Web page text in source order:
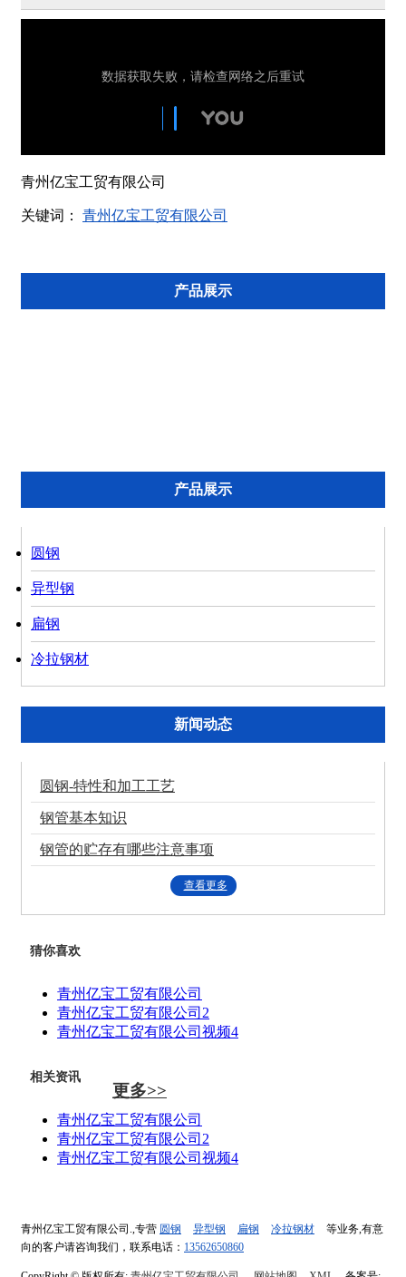
青州亿宝工贸有限公司
关键词： 青州亿宝工贸有限公司
产品展示
产品展示
圆钢
异型钢
扁钢
冷拉钢材
新闻动态
圆钢-特性和加工工艺
钢管基本知识
钢管的贮存有哪些注意事项
查看更多
猜你喜欢
青州亿宝工贸有限公司
青州亿宝工贸有限公司2
青州亿宝工贸有限公司视频4
相关资讯
更多>>
青州亿宝工贸有限公司
青州亿宝工贸有限公司2
青州亿宝工贸有限公司视频4
青州亿宝工贸有限公司.,专营 圆钢 异型钢 扁钢 冷拉钢材
等业务,有意
向的客户请咨询我们，联系电话： 13562650860